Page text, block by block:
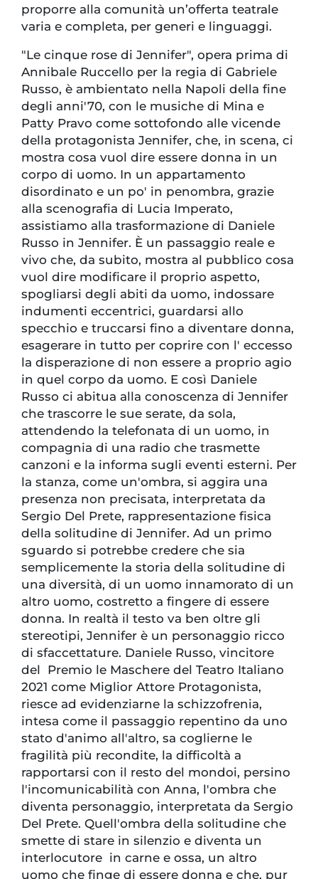
proporre alla comunità un’offerta teatrale
varia e completa, per generi e linguaggi.
"Le cinque rose di Jennifer", opera prima di
Annibale Ruccello per la regia di Gabriele
Russo, è ambientato nella Napoli della fine
degli anni'70, con le musiche di Mina e
Patty Pravo come sottofondo alle vicende
della protagonista Jennifer, che, in scena, ci
mostra cosa vuol dire essere donna in un
corpo di uomo. In un appartamento
disordinato e un po' in penombra, grazie
alla scenografia di Lucia Imperato,
assistiamo alla trasformazione di Daniele
Russo in Jennifer. È un passaggio reale e
vivo che, da subito, mostra al pubblico cosa
vuol dire modificare il proprio aspetto,
spogliarsi degli abiti da uomo, indossare
indumenti eccentrici, guardarsi allo
specchio e truccarsi fino a diventare donna,
esagerare in tutto per coprire con l' eccesso
la disperazione di non essere a proprio agio
in quel corpo da uomo. E così Daniele
Russo ci abitua alla conoscenza di Jennifer
che trascorre le sue serate, da sola,
attendendo la telefonata di un uomo, in
compagnia di una radio che trasmette
canzoni e la informa sugli eventi esterni. Per
la stanza, come un'ombra, si aggira una
presenza non precisata, interpretata da
Sergio Del Prete, rappresentazione fisica
della solitudine di Jennifer. Ad un primo
sguardo si potrebbe credere che sia
semplicemente la storia della solitudine di
una diversità, di un uomo innamorato di un
altro uomo, costretto a fingere di essere
donna. In realtà il testo va ben oltre gli
stereotipi, Jennifer è un personaggio ricco
di sfaccettature. Daniele Russo, vincitore
del Premio le Maschere del Teatro Italiano
2021 come Miglior Attore Protagonista,
riesce ad evidenziarne la schizzofrenia,
intesa come il passaggio repentino da uno
stato d'animo all'altro, sa coglierne le
fragilità più recondite, la difficoltà a
rapportarsi con il resto del mondoi, persino
l'incomunicabilità con Anna, l'ombra che
diventa personaggio, interpretata da Sergio
Del Prete. Quell'ombra della solitudine che
smette di stare in silenzio e diventa un
interlocutore in carne e ossa, un altro
uomo che finge di essere donna e che, pur